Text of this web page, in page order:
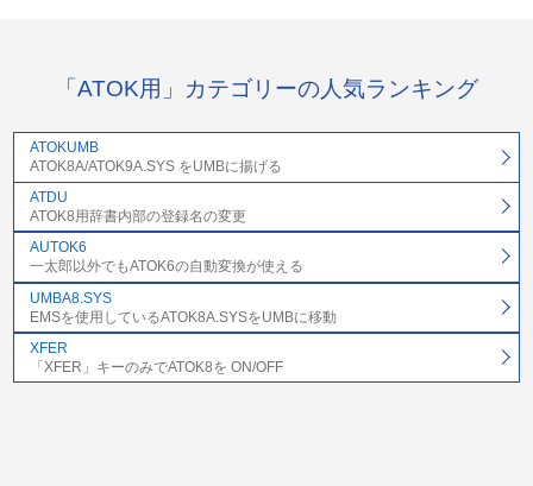
「ATOK用」カテゴリーの人気ランキング
ATOKUMB
ATOK8A/ATOK9A.SYS をUMBに揚げる
ATDU
ATOK8用辞書内部の登録名の変更
AUTOK6
一太郎以外でもATOK6の自動変換が使える
UMBA8.SYS
EMSを使用しているATOK8A.SYSをUMBに移動
XFER
「XFER」キーのみでATOK8を ON/OFF